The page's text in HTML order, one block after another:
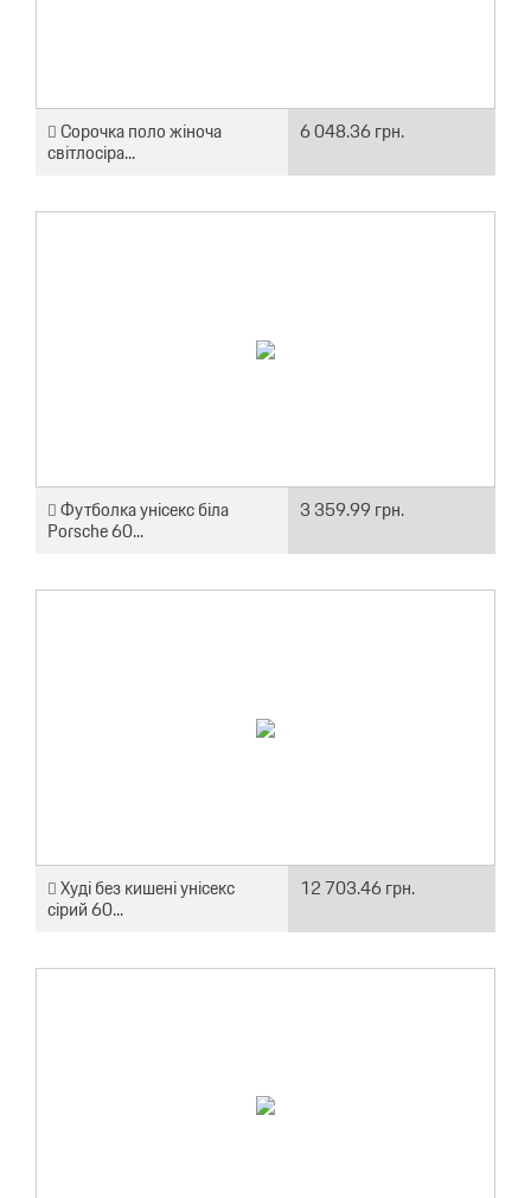
Сорочка поло жіноча
світлосіра...
6 048.36 грн.
Футболка унісекс біла
Porsche 60...
3 359.99 грн.
Худі без кишені унісекс
сірий 60...
12 703.46 грн.